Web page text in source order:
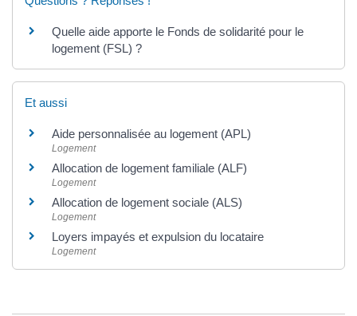
Quelle aide apporte le Fonds de solidarité pour le
logement (FSL) ?
Et aussi
Aide personnalisée au logement (APL)
Logement
Allocation de logement familiale (ALF)
Logement
Allocation de logement sociale (ALS)
Logement
Loyers impayés et expulsion du locataire
Logement